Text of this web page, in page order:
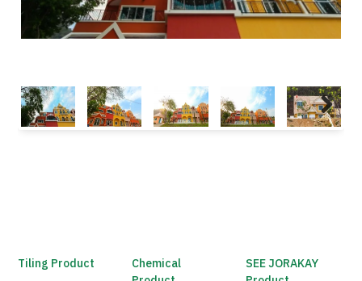
Next
Tiling Product
Chemical
SEE JORAKAY